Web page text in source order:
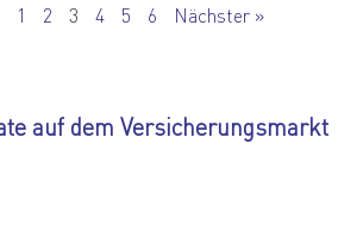
1 2 3 4 5 6 Nächster »
auf dem Versicherungsmarkt